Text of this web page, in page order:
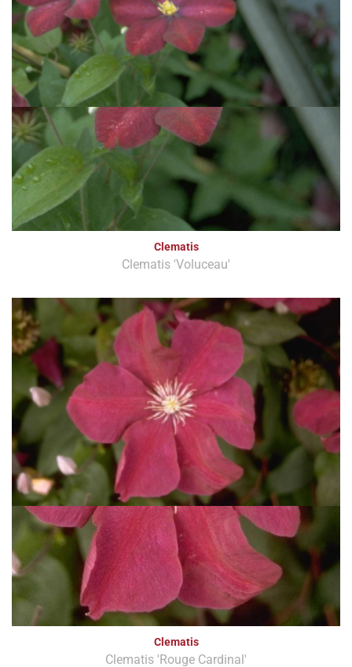
Clematis
Clematis 'Voluceau'
Clematis
Clematis 'Rouge Cardinal'